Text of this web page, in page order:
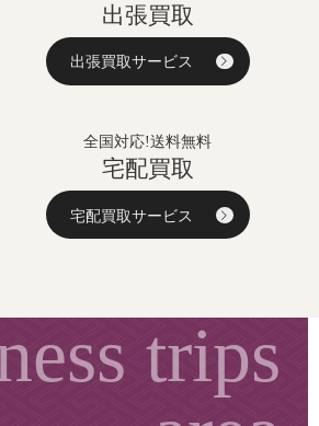
出張買取
出張買取サービス
全国対応!送料無料
宅配買取
宅配買取サービス